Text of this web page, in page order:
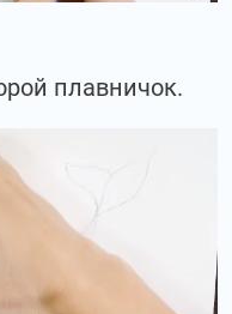
плавничок.